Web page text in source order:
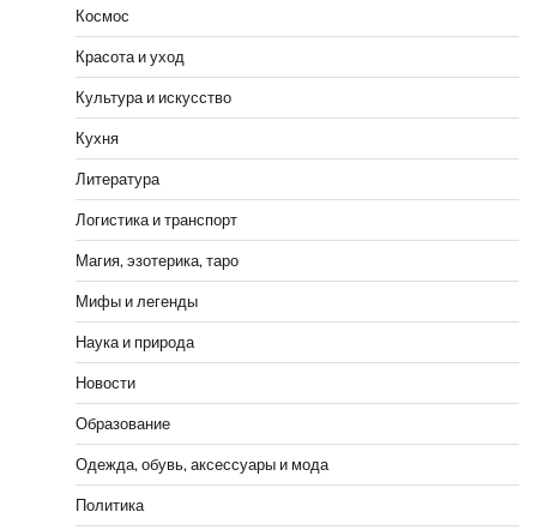
Космос
Красота и уход
Культура и искусство
Кухня
Литература
Логистика и транспорт
Магия, эзотерика, таро
Мифы и легенды
Наука и природа
Новости
Образование
Одежда, обувь, аксессуары и мода
Политика